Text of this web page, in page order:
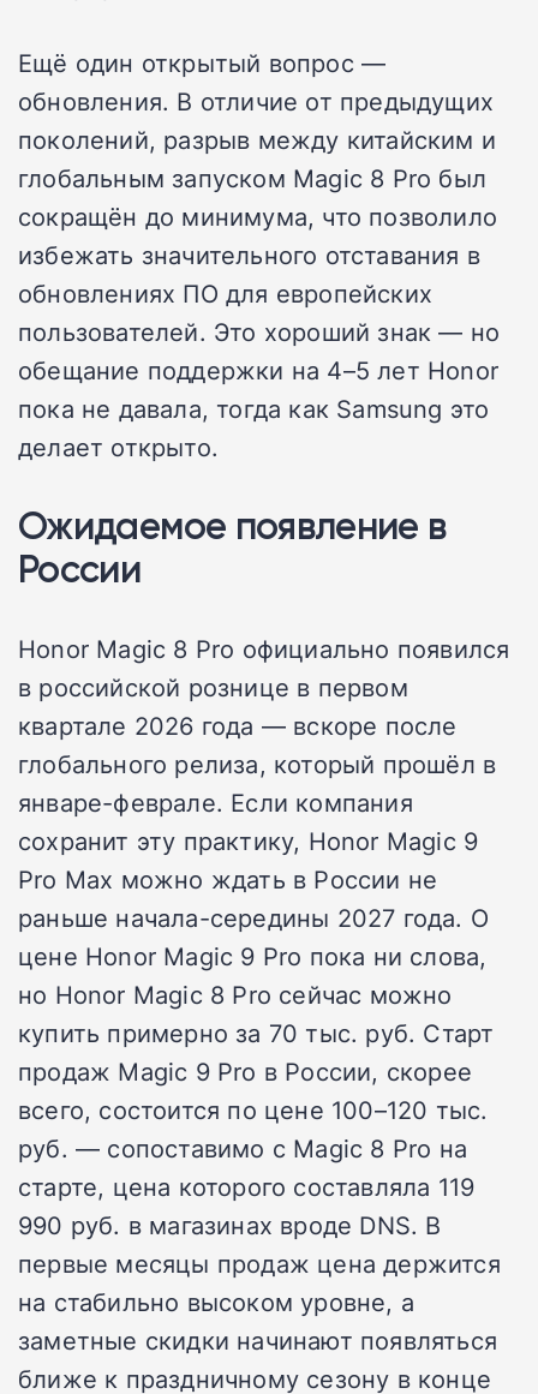
Ещё один открытый вопрос —
обновления. В отличие от предыдущих
поколений, разрыв между китайским и
глобальным запуском Magic 8 Pro был
сокращён до минимума, что позволило
избежать значительного отставания в
обновлениях ПО для европейских
пользователей. Это хороший знак — но
обещание поддержки на 4–5 лет Honor
пока не давала, тогда как Samsung это
делает открыто.
Ожидаемое появление в
России
Honor Magic 8 Pro официально появился
в российской рознице в первом
квартале 2026 года — вскоре после
глобального релиза, который прошёл в
январе-феврале. Если компания
сохранит эту практику, Honor Magic 9
Pro Max можно ждать в России не
раньше начала-середины 2027 года. О
цене Honor Magic 9 Pro пока ни слова,
но Honor Magic 8 Pro сейчас можно
купить примерно за 70 тыс. руб. Старт
продаж Magic 9 Pro в России, скорее
всего, состоится по цене 100–120 тыс.
руб. — сопоставимо с Magic 8 Pro на
старте, цена которого составляла 119
990 руб. в магазинах вроде DNS. В
первые месяцы продаж цена держится
на стабильно высоком уровне, а
заметные скидки начинают появляться
ближе к праздничному сезону в конце